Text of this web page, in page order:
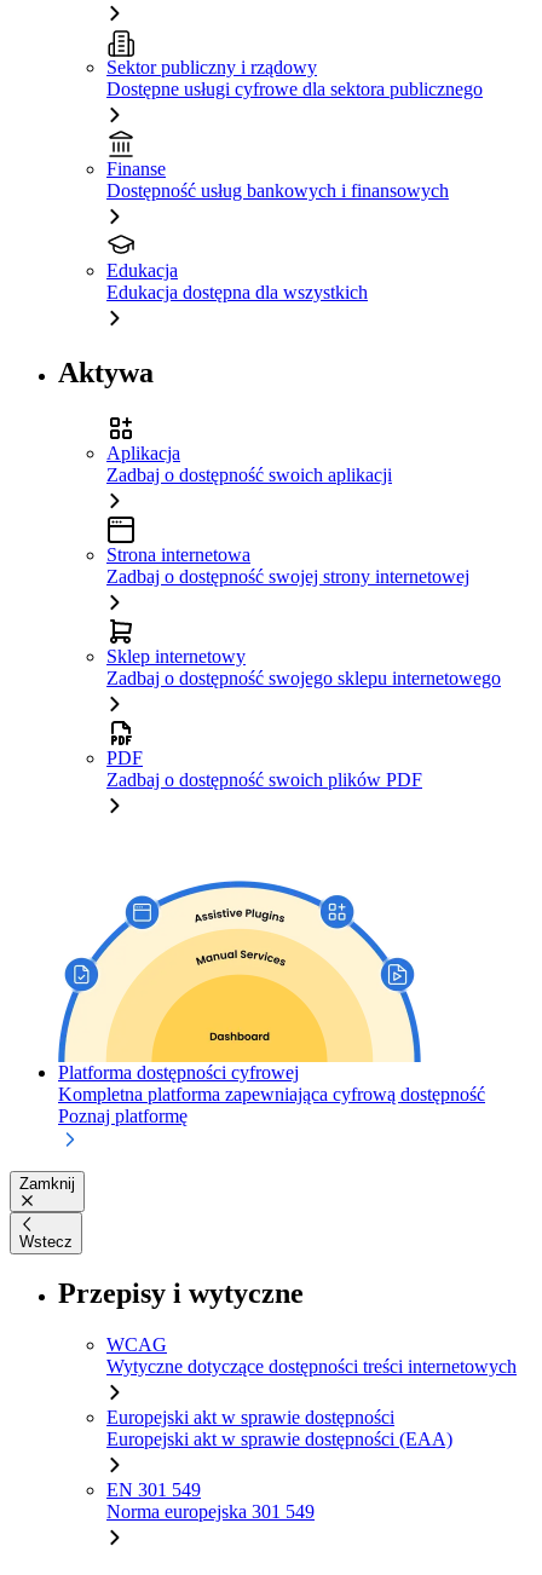
Sektor publiczny i rządowy
Dostępne usługi cyfrowe dla sektora publicznego
Finanse
Dostępność usług bankowych i finansowych
Edukacja
Edukacja dostępna dla wszystkich
Aktywa
Aplikacja
Zadbaj o dostępność swoich aplikacji
Strona internetowa
Zadbaj o dostępność swojej strony internetowej
Sklep internetowy
Zadbaj o dostępność swojego sklepu internetowego
PDF
Zadbaj o dostępność swoich plików PDF
Platforma dostępności cyfrowej
Kompletna platforma zapewniająca cyfrową dostępność
Poznaj platformę
Zamknij
Wstecz
Przepisy i wytyczne
WCAG
Wytyczne dotyczące dostępności treści internetowych
Europejski akt w sprawie dostępności
Europejski akt w sprawie dostępności (EAA)
EN 301 549
Norma europejska 301 549